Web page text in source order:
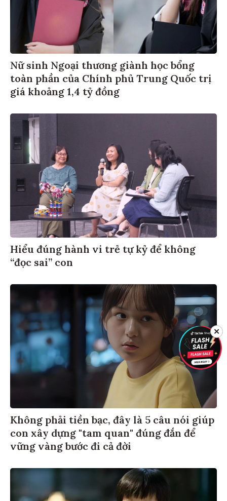
Nữ sinh Ngoại thương giành học bổng
toàn phần của Chính phủ Trung Quốc trị
giá khoảng 1,4 tỷ đồng
Hiểu đúng hành vi trẻ tự kỷ để không
“đọc sai” con
Không phải tiền bạc, đây là 5 câu nói giúp
con xây dựng "tam quan" đúng đắn để
vững vàng bước đi cả đời
✕